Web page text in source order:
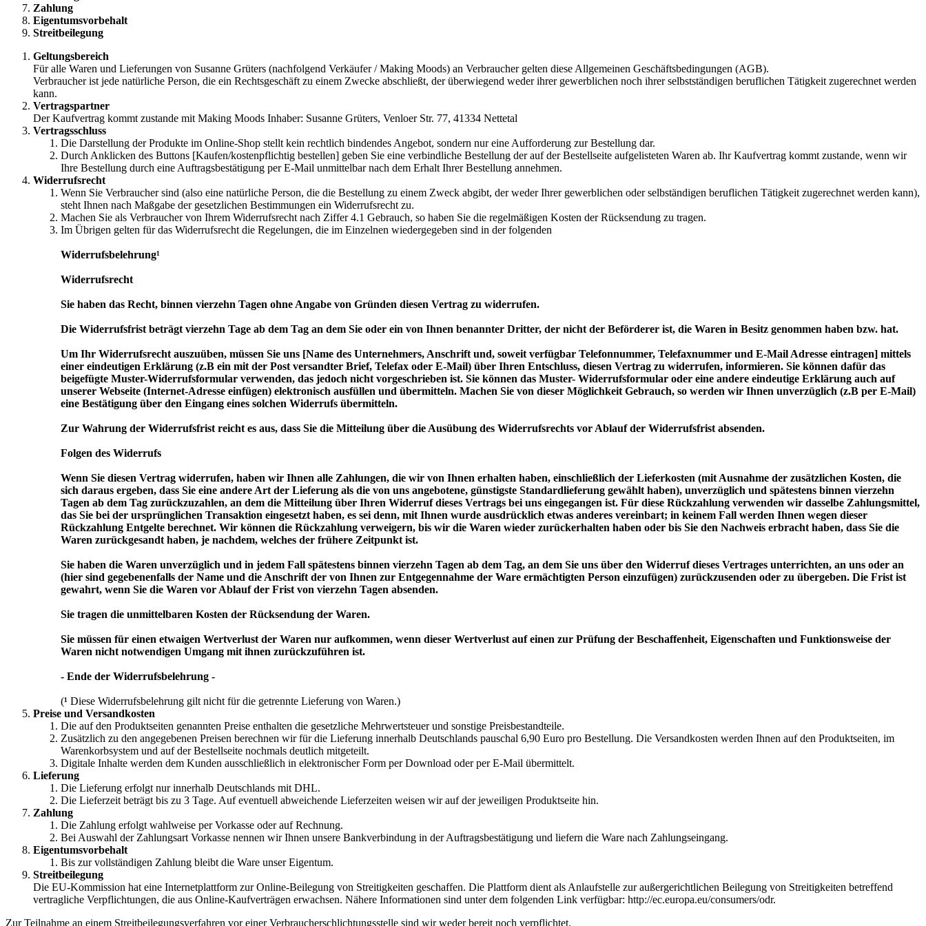
Zahlung
Eigentumsvorbehalt
Streitbeilegung
Geltungsbereich
Für alle Waren und Lieferungen von Susanne Grüters (nachfolgend Verkäufer / Making Moods) an Verbraucher gelten diese Allgemeinen Geschäftsbedingungen (AGB).
Verbraucher ist jede natürliche Person, die ein Rechtsgeschäft zu einem Zwecke abschließt, der überwiegend weder ihrer gewerblichen noch ihrer selbstständigen beruflichen Tätigkeit zugerechnet werden
kann.
Vertragspartner
Der Kaufvertrag kommt zustande mit Making Moods Inhaber: Susanne Grüters, Venloer Str. 77, 41334 Nettetal
Vertragsschluss
Die Darstellung der Produkte im Online-Shop stellt kein rechtlich bindendes Angebot, sondern nur eine Aufforderung zur Bestellung dar.
Durch Anklicken des Buttons [Kaufen/kostenpflichtig bestellen] geben Sie eine verbindliche Bestellung der auf der Bestellseite aufgelisteten Waren ab. Ihr Kaufvertrag kommt zustande, wenn wir
Ihre Bestellung durch eine Auftragsbestätigung per E-Mail unmittelbar nach dem Erhalt Ihrer Bestellung annehmen.
Widerrufsrecht
Wenn Sie Verbraucher sind (also eine natürliche Person, die die Bestellung zu einem Zweck abgibt, der weder Ihrer gewerblichen oder selbständigen beruflichen Tätigkeit zugerechnet werden kann),
steht Ihnen nach Maßgabe der gesetzlichen Bestimmungen ein Widerrufsrecht zu.
Machen Sie als Verbraucher von Ihrem Widerrufsrecht nach Ziffer 4.1 Gebrauch, so haben Sie die regelmäßigen Kosten der Rücksendung zu tragen.
Im Übrigen gelten für das Widerrufsrecht die Regelungen, die im Einzelnen wiedergegeben sind in der folgenden
Widerrufsbelehrung¹
Widerrufsrecht
Sie haben das Recht, binnen vierzehn Tagen ohne Angabe von Gründen diesen Vertrag zu widerrufen.
Die Widerrufsfrist beträgt vierzehn Tage ab dem Tag an dem Sie oder ein von Ihnen benannter Dritter, der nicht der Beförderer ist, die Waren in Besitz genommen haben bzw. hat.
Um Ihr Widerrufsrecht auszuüben, müssen Sie uns [Name des Unternehmers, Anschrift und, soweit verfügbar Telefonnummer, Telefaxnummer und E-Mail Adresse eintragen] mittels
einer eindeutigen Erklärung (z.B ein mit der Post versandter Brief, Telefax oder E-Mail) über Ihren Entschluss, diesen Vertrag zu widerrufen, informieren. Sie können dafür das
beigefügte Muster-Widerrufsformular verwenden, das jedoch nicht vorgeschrieben ist. Sie können das Muster- Widerrufsformular oder eine andere eindeutige Erklärung auch auf
unserer Webseite (Internet-Adresse einfügen) elektronisch ausfüllen und übermitteln. Machen Sie von dieser Möglichkeit Gebrauch, so werden wir Ihnen unverzüglich (z.B per E-Mail)
eine Bestätigung über den Eingang eines solchen Widerrufs übermitteln.
Zur Wahrung der Widerrufsfrist reicht es aus, dass Sie die Mitteilung über die Ausübung des Widerrufsrechts vor Ablauf der Widerrufsfrist absenden.
Folgen des Widerrufs
Wenn Sie diesen Vertrag widerrufen, haben wir Ihnen alle Zahlungen, die wir von Ihnen erhalten haben, einschließlich der Lieferkosten (mit Ausnahme der zusätzlichen Kosten, die
sich daraus ergeben, dass Sie eine andere Art der Lieferung als die von uns angebotene, günstigste Standardlieferung gewählt haben), unverzüglich und spätestens binnen vierzehn
Tagen ab dem Tag zurückzuzahlen, an dem die Mitteilung über Ihren Widerruf dieses Vertrags bei uns eingegangen ist. Für diese Rückzahlung verwenden wir dasselbe Zahlungsmittel,
das Sie bei der ursprünglichen Transaktion eingesetzt haben, es sei denn, mit Ihnen wurde ausdrücklich etwas anderes vereinbart; in keinem Fall werden Ihnen wegen dieser
Rückzahlung Entgelte berechnet. Wir können die Rückzahlung verweigern, bis wir die Waren wieder zurückerhalten haben oder bis Sie den Nachweis erbracht haben, dass Sie die
Waren zurückgesandt haben, je nachdem, welches der frühere Zeitpunkt ist.
Sie haben die Waren unverzüglich und in jedem Fall spätestens binnen vierzehn Tagen ab dem Tag, an dem Sie uns über den Widerruf dieses Vertrages unterrichten, an uns oder an
(hier sind gegebenenfalls der Name und die Anschrift der von Ihnen zur Entgegennahme der Ware ermächtigten Person einzufügen) zurückzusenden oder zu übergeben. Die Frist ist
gewahrt, wenn Sie die Waren vor Ablauf der Frist von vierzehn Tagen absenden.
Sie tragen die unmittelbaren Kosten der Rücksendung der Waren.
Sie müssen für einen etwaigen Wertverlust der Waren nur aufkommen, wenn dieser Wertverlust auf einen zur Prüfung der Beschaffenheit, Eigenschaften und Funktionsweise der
Waren nicht notwendigen Umgang mit ihnen zurückzuführen ist.
- Ende der Widerrufsbelehrung -
(¹ Diese Widerrufsbelehrung gilt nicht für die getrennte Lieferung von Waren.)
Preise und Versandkosten
Die auf den Produktseiten genannten Preise enthalten die gesetzliche Mehrwertsteuer und sonstige Preisbestandteile.
Zusätzlich zu den angegebenen Preisen berechnen wir für die Lieferung innerhalb Deutschlands pauschal 6,90 Euro pro Bestellung. Die Versandkosten werden Ihnen auf den Produktseiten, im
Warenkorbsystem und auf der Bestellseite nochmals deutlich mitgeteilt.
Digitale Inhalte werden dem Kunden ausschließlich in elektronischer Form per Download oder per E-Mail übermittelt.
Lieferung
Die Lieferung erfolgt nur innerhalb Deutschlands mit DHL.
Die Lieferzeit beträgt bis zu 3 Tage. Auf eventuell abweichende Lieferzeiten weisen wir auf der jeweiligen Produktseite hin.
Zahlung
Die Zahlung erfolgt wahlweise per Vorkasse oder auf Rechnung.
Bei Auswahl der Zahlungsart Vorkasse nennen wir Ihnen unsere Bankverbindung in der Auftragsbestätigung und liefern die Ware nach Zahlungseingang.
Eigentumsvorbehalt
Bis zur vollständigen Zahlung bleibt die Ware unser Eigentum.
Streitbeilegung
Die EU-Kommission hat eine Internetplattform zur Online-Beilegung von Streitigkeiten geschaffen. Die Plattform dient als Anlaufstelle zur außergerichtlichen Beilegung von Streitigkeiten betreffend
vertragliche Verpflichtungen, die aus Online-Kaufverträgen erwachsen. Nähere Informationen sind unter dem folgenden Link verfügbar: http://ec.europa.eu/consumers/odr.
Zur Teilnahme an einem Streitbeilegungsverfahren vor einer Verbraucherschlichtungsstelle sind wir weder bereit noch verpflichtet.